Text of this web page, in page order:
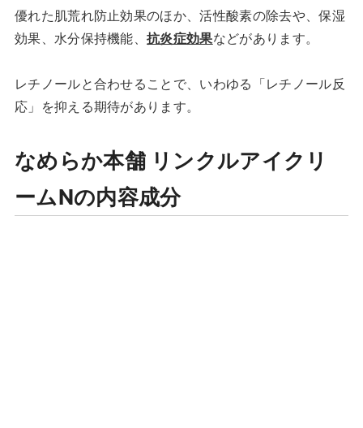
優れた肌荒れ防止効果のほか、活性酸素の除去や、保湿
効果、水分保持機能、抗炎症効果などがあります。
レチノールと合わせることで、いわゆる「レチノール反
応」を抑える期待があります。
なめらか本舗 リンクルアイクリ
ームNの内容成分